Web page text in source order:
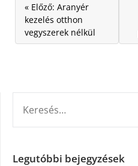
« Előző: Aranyér
kezelés otthon
vegyszerek nélkül
Legutóbbi bejegyzések